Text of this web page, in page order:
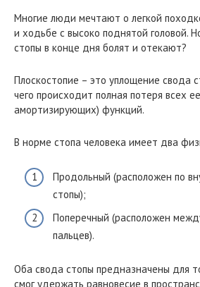
Многие люди мечтают о легкой
и ходьбе с высоко поднятой головой.
стопы в конце дня болят и отекают?
Плоскостопие – это уплощение свода
чего происходит полная потеря всех
амортизирующих) функций.
В норме стопа человека имеет два
Продольный (расположен по
стопы);
Поперечный (расположен
пальцев).
Оба свода стопы предназначены для
смог удержать равновесие в